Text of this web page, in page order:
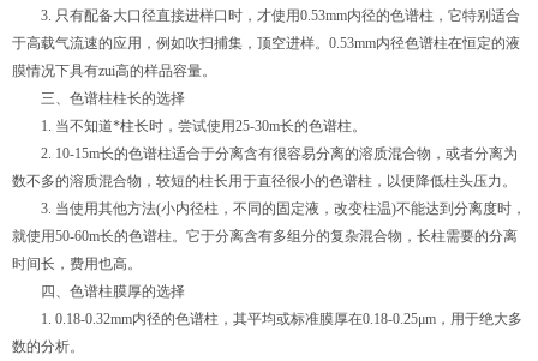
3. 只有配备大口径直接进样口时，才使用0.53mm内径的色谱柱，它特别适合
于高载气流速的应用，例如吹扫捕集，顶空进样。0.53mm内径色谱柱在恒定的液
膜情况下具有zui高的样品容量。
三、色谱柱柱长的选择
1. 当不知道*柱长时，尝试使用25-30m长的色谱柱。
2. 10-15m长的色谱柱适合于分离含有很容易分离的溶质混合物，或者分离为
数不多的溶质混合物，较短的柱长用于直径很小的色谱柱，以便降低柱头压力。
3. 当使用其他方法(小内径柱，不同的固定液，改变柱温)不能达到分离度时，
就使用50-60m长的色谱柱。它于分离含有多组分的复杂混合物，长柱需要的分离
时间长，费用也高。
四、色谱柱膜厚的选择
1. 0.18-0.32mm内径的色谱柱，其平均或标准膜厚在0.18-0.25μm，用于绝大多
数的分析。